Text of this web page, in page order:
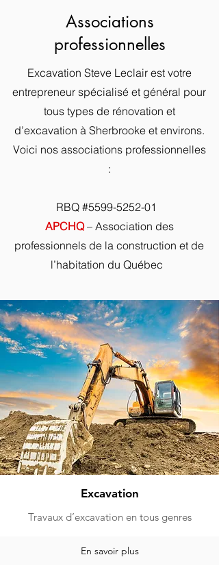
Associations
professionnelles
Excavation Steve Leclair est votre
entrepreneur spécialisé et général pour
tous types de rénovation et
d’excavation à Sherbrooke et environs.
Voici nos associations professionnelles
:
RBQ #5599-5252-01
APCHQ– Association des
professionnels de la construction et de
l’habitation du Québec
Excavation
Travaux d’excavation en tous genres
En savoir plus